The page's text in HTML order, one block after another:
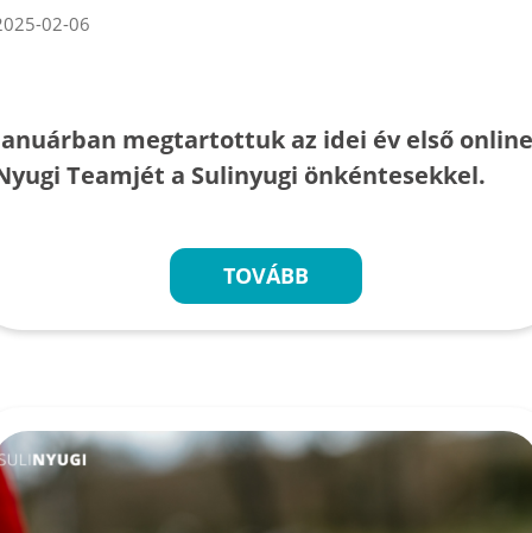
02-06
megtartottuk az idei év első online
Teamjét a Sulinyugi önkéntesekkel.
TOVÁBB